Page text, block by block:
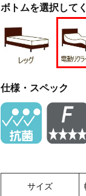
ボトムを選択して
仕様・スペック
サイズ